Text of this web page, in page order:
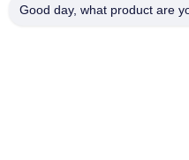
Good day, what product are